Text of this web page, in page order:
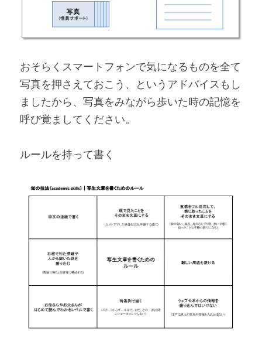
おそらくスマートフォンで気になるものを全て
写真を押さえておこう、というアドバイスもし
ましたから、写真をみながら歩いた時の記憶を
呼び覚ましてください。
ルールを持って書く